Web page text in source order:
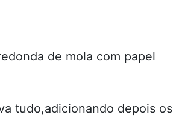
de mola com papel
tudo,adicionando depois os